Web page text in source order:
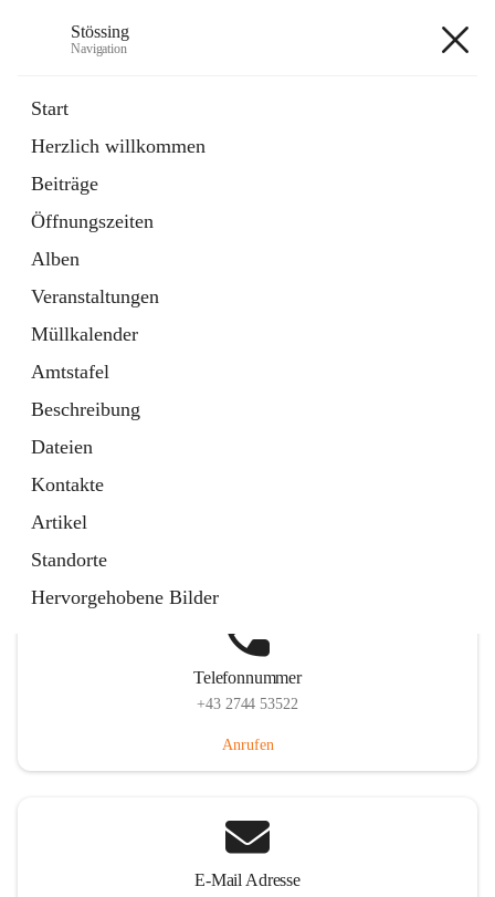
Stössing
Navigation
Start
Herzlich willkommen
Beiträge
Öffnungszeiten
Alben
Veranstaltungen
Müllkalender
Amtstafel
Beschreibung
Dateien
Kontakte
Artikel
Standorte
Hervorgehobene Bilder
Datei
in
Tab
Kindergarten
öffnet
in
neuem
Tab
Telefonnummer
+43 2744 53522
Anrufen
E-Mail Adresse